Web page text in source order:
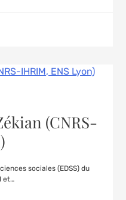
(CNRS-
sociales (EDSS) du
et…